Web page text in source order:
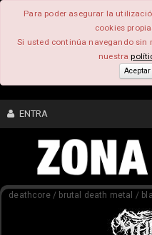
Para poder asegurar la
cookies
Si usted continúa navegando
nuestra
ENTRA
CONTENIDO
deathcore / brutal death metal /